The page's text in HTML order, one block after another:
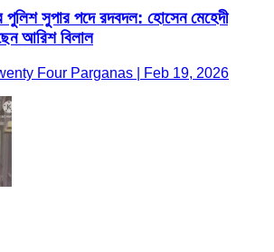
পুলিশ সুপার পদে রদবদল: হোসেন মেহেদী
আরিশ বিলাল
Four Parganas | Feb 19, 2026